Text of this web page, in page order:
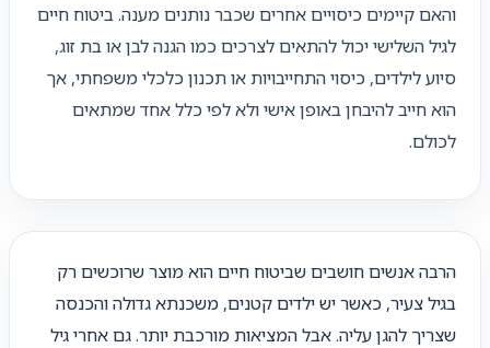
והאם קיימים כיסויים אחרים שכבר נותנים מענה. ביטוח חיים
לגיל השלישי יכול להתאים לצרכים כמו הגנה לבן או בת זוג,
סיוע לילדים, כיסוי התחייבויות או תכנון כלכלי משפחתי, אך
הוא חייב להיבחן באופן אישי ולא לפי כלל אחד שמתאים
לכולם.
הרבה אנשים חושבים שביטוח חיים הוא מוצר שרוכשים רק
בגיל צעיר, כאשר יש ילדים קטנים, משכנתא גדולה והכנסה
שצריך להגן עליה. אבל המציאות מורכבת יותר. גם אחרי גיל